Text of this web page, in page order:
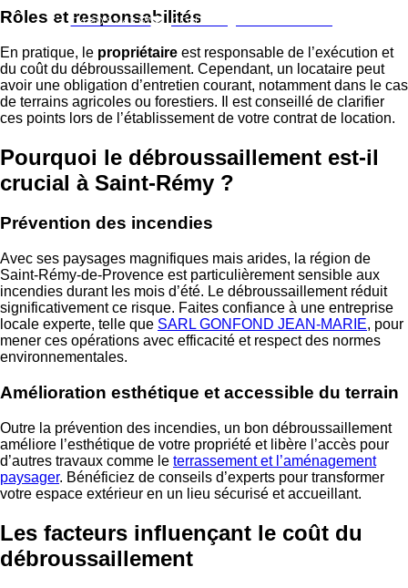
04 90 92 43 67 CONTACT@GONFONDJM.FR
Rôles et responsabilités
En pratique, le propriétaire est responsable de l’exécution et
du coût du débroussaillement. Cependant, un locataire peut
avoir une obligation d’entretien courant, notamment dans le cas
de terrains agricoles ou forestiers. Il est conseillé de clarifier
ces points lors de l’établissement de votre contrat de location.
Pourquoi le débroussaillement est-il
crucial à Saint-Rémy ?
Prévention des incendies
Avec ses paysages magnifiques mais arides, la région de
Saint-Rémy-de-Provence est particulièrement sensible aux
incendies durant les mois d’été. Le débroussaillement réduit
significativement ce risque. Faites confiance à une entreprise
locale experte, telle que SARL GONFOND JEAN-MARIE, pour
mener ces opérations avec efficacité et respect des normes
environnementales.
Amélioration esthétique et accessible du terrain
Outre la prévention des incendies, un bon débroussaillement
améliore l’esthétique de votre propriété et libère l’accès pour
d’autres travaux comme le terrassement et l’aménagement
paysager. Bénéficiez de conseils d’experts pour transformer
votre espace extérieur en un lieu sécurisé et accueillant.
Les facteurs influençant le coût du
débroussaillement